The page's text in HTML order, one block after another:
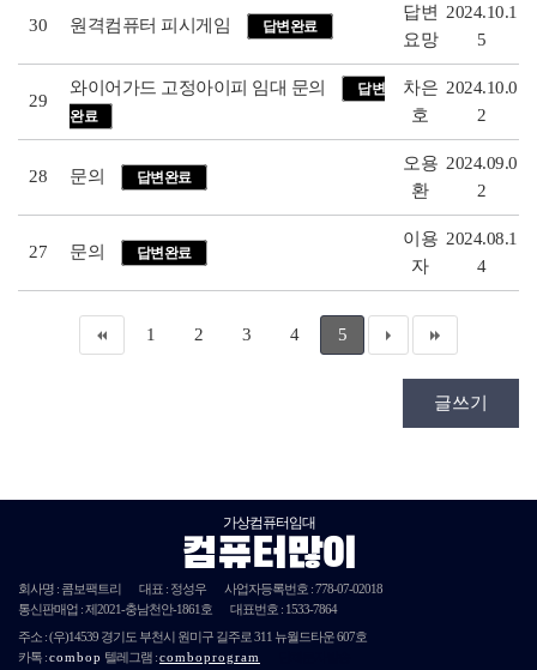
30 원격컴퓨터 피시게임 답변완료
답변
요망
2024.10.1
5
29
와이어가드 고정아이피 임대 문의
답변
완료
차은
호
2024.10.0
2
28 문의 답변완료
오용
환
2024.09.0
2
27 문의 답변완료
이용
자
2024.08.1
4
1 2 3 4 5
글쓰기
가상컴퓨터임대
컴퓨터많이
회사명 : 콤보팩트리 대표 : 정성우 사업자등록번호 :778-07-02018
통신판매업 : 제 2021-충남천안-1861호
대표번호 : 1533-7864
주소 :(우)14539 경기도 부천시 원미구 길주로 311 뉴월드타운 607호
카톡 :combop 텔레그램 :comboprogram